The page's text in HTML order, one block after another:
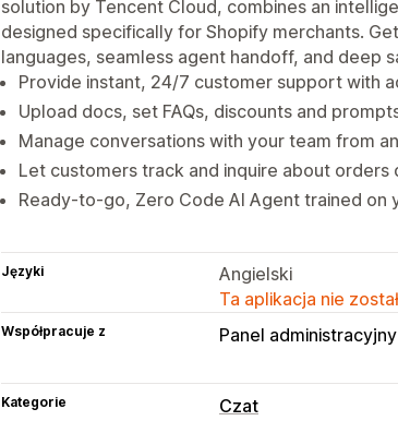
solution by Tencent Cloud, combines an
designed specifically for Shopify merchants.
languages, seamless agent handoff, and deep
Provide instant, 24/7 customer support with
Upload docs, set FAQs, discounts and
Manage conversations with your team from
Let customers track and inquire about orders
Ready-to-go, Zero Code AI Agent trained on
Języki
Angielski
Ta aplikacja nie
Współpracuje z Panel
Kategorie Czat